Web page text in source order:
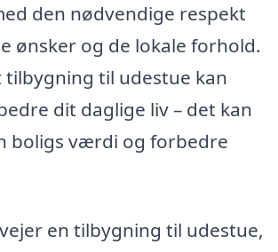
den nødvendige respekt
ønsker og de lokale forhold.
tilbygning til udestue kan
dit daglige liv – det kan
boligs værdi og forbedre
en tilbygning til udestue,